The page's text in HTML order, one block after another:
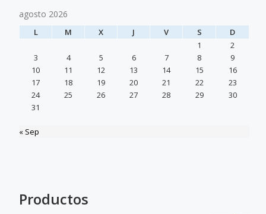
agosto 2026
L M X J V S
D
1
2
3
4 5 6 7 8
9
10
11 12 13 14 15
16
17
18 19 20 21 22
23
24
25 26 27 28 29
30
31
« Sep
Productos